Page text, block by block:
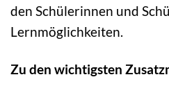
den Schülerinnen und
Lernmöglichkeiten.
Zu den wichtigsten